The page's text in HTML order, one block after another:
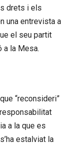
drets i els
una entrevista a
el seu partit
a la Mesa.
“reconsideri”
responsabilitat
a la que es
estalviat la